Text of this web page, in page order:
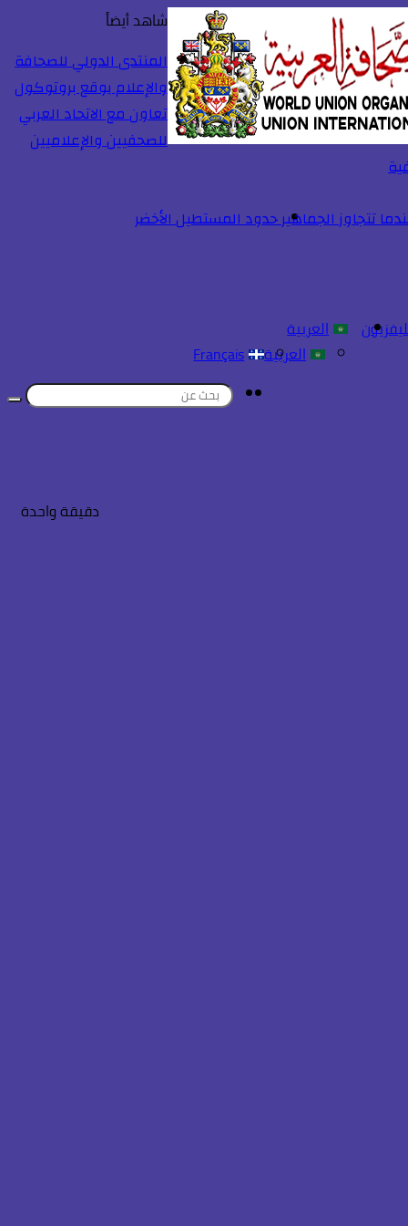
العربية
العربية
Français
تسجيل
دقيقة واحدة
شاهد أيضاً
المنتدى الدولي للصحافة
والإعلام يوقع بروتوكول
تعاون مع الاتحاد العربي
للصحفيين والإعلاميين
تتجاوز الجماهير حدود المستطيل الأخضر